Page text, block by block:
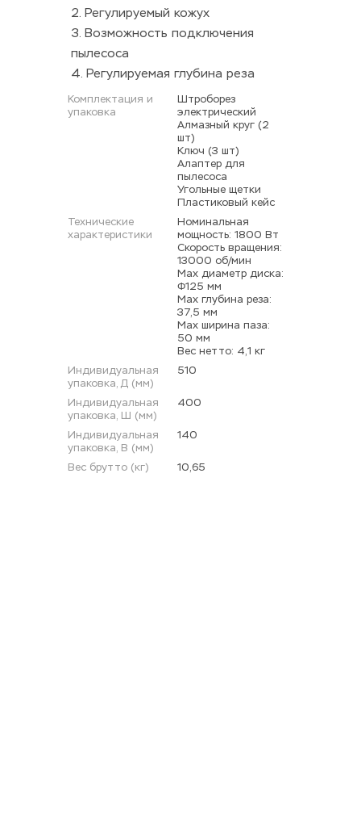
2. Регулируемый кожух
3. Возможность подключения
пылесоса
4. Регулируемая глубина реза
Комплектация и
упаковка
Штроборез
электрический
Алмазный круг (2
шт)
Ключ (3 шт)
Алаптер для
пылесоса
Угольные щетки
Пластиковый кейс
Технические
характеристики
Номинальная
мощность: 1800 Вт
Скорость вращения:
13000 об/мин
Мах диаметр диска:
Φ125 мм
Max глубина реза:
37,5 мм
Max ширина паза:
50 мм
Вес нетто: 4,1 кг
Индивидуальная
упаковка, Д (мм)
510
Индивидуальная
упаковка, Ш (мм)
400
Индивидуальная
упаковка, В (мм)
140
Вес брутто (кг) 10,65